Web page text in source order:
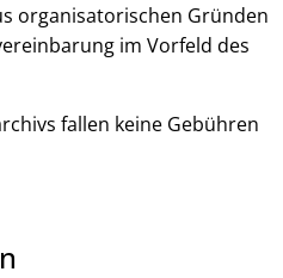
organisatorischen Gründen
im Vorfeld des
fallen keine Gebühren